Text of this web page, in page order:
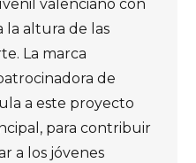
valenciano con
la altura de las
La marca
de
a este proyecto
para contribuir
a los jóvenes